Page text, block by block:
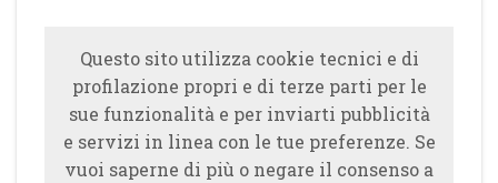
Questo sito utilizza cookie tecnici e di
profilazione propri e di terze parti per le
sue funzionalità e per inviarti pubblicità
e servizi in linea con le tue preferenze. Se
vuoi saperne di più o negare il consenso a